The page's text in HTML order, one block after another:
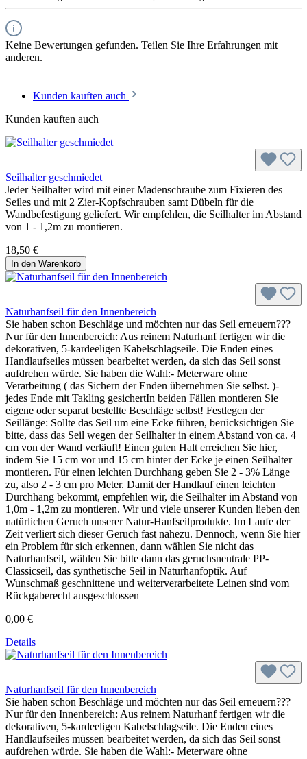
Keine Bewertungen gefunden. Teilen Sie Ihre Erfahrungen mit
anderen.
Kunden kauften auch
Kunden kauften auch
Seilhalter geschmiedet
Jeder Seilhalter wird mit einer Madenschraube zum Fixieren des
Seiles und mit 2 Zier-Kopfschrauben samt Dübeln für die
Wandbefestigung geliefert. Wir empfehlen, die Seilhalter im Abstand
von 1 - 1,2m zu montieren.
18,50 €
In den Warenkorb
Naturhanfseil für den Innenbereich
Sie haben schon Beschläge und möchten nur das Seil erneuern???
Nur für den Innenbereich: Aus reinem Naturhanf fertigen wir die
dekorativen, 5-kardeeligen Kabelschlagseile. Die Enden eines
Handlaufseiles müssen bearbeitet werden, da sich das Seil sonst
aufdrehen würde. Sie haben die Wahl:- Meterware ohne
Verarbeitung ( das Sichern der Enden übernehmen Sie selbst. )-
jedes Ende mit Takling gesichertIn beiden Fällen montieren Sie
eigene oder separat bestellte Beschläge selbst! Festlegen der
Seillänge: Sollte das Seil um eine Ecke führen, berücksichtigen Sie
bitte, dass das Seil wegen der Seilhalter in einem Abstand von ca. 4
cm von der Wand verläuft! Einen guten Halt erreichen Sie hier,
indem Sie 15 cm vor und 15 cm hinter der Ecke je einen Seilhalter
montieren. Für einen leichten Durchhang geben Sie 2 - 3% Länge
zu, also 2 - 3 cm pro Meter. Damit der Handlauf einen leichten
Durchhang bekommt, empfehlen wir, die Seilhalter im Abstand von
1,0m - 1,2m zu montieren. Wir und viele unserer Kunden lieben den
natürlichen Geruch unserer Natur-Hanfseilprodukte. Im Laufe der
Zeit verliert sich dieser Geruch fast nahezu. Dennoch, wenn Sie hier
ein Problem für sich erkennen, dann wählen Sie nicht das
Naturhanfseil, wählen Sie bitte dann das geruchsneutrale PP-
Classicseil, das synthetische Seil in Naturhanfoptik. Auf
Wunschmaß geschnittene und weiterverarbeitete Leinen sind vom
Rückgaberecht ausgeschlossen
0,00 €
Details
Naturhanfseil für den Innenbereich
Sie haben schon Beschläge und möchten nur das Seil erneuern???
Nur für den Innenbereich: Aus reinem Naturhanf fertigen wir die
dekorativen, 5-kardeeligen Kabelschlagseile. Die Enden eines
Handlaufseiles müssen bearbeitet werden, da sich das Seil sonst
aufdrehen würde. Sie haben die Wahl:- Meterware ohne